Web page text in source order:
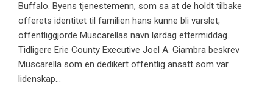
Buffalo. Byens tjenestemenn, som sa at de holdt tilbake
offerets identitet til familien hans kunne bli varslet,
offentliggjorde Muscarellas navn lørdag ettermiddag.
Tidligere Erie County Executive Joel A. Giambra beskrev
Muscarella som en dedikert offentlig ansatt som var
lidenskap...